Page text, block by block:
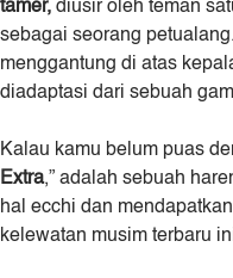
tamer, diusir oleh teman
sebagai seorang
menggantung di atas
diadaptasi dari sebuah
Kalau kamu belum puas
Extra,” adalah sebuah
hal ecchi dan
kelewatan musim terbaru